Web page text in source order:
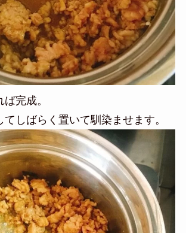
完成。
てしばらく置いて馴染ませます。